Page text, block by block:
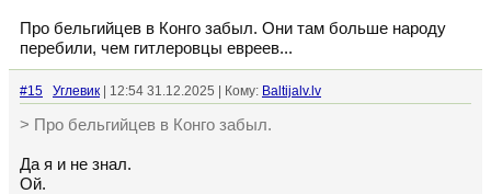
Про бельгийцев в Конго забыл. Они там больше народу
перебили, чем гитлеровцы евреев...
#15 Углевик | 12:54 31.12.2025 | Кому: Baltijalv.lv
> Про бельгийцев в Конго забыл.
Да я и не знал.
Ой.